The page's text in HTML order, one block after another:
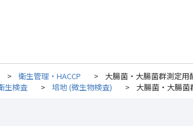
> 衛生管理・HACCP >
大腸菌・大腸菌群測定用
生検査 > 培地 (微生物検査) > 大腸菌・大腸菌